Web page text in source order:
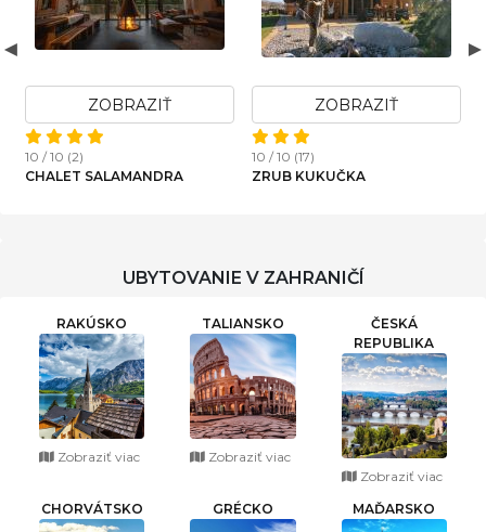
ZOBRAZIŤ
10 / 10 (2)
CHALET SALAMANDRA
ZOBRAZIŤ
10 / 10 (17)
ZRUB KUKUČKA
UBYTOVANIE V ZAHRANIČÍ
RAKÚSKO
Zobraziť viac
TALIANSKO
Zobraziť viac
ČESKÁ
REPUBLIKA
Zobraziť viac
CHORVÁTSKO GRÉCKO MAĎARSKO